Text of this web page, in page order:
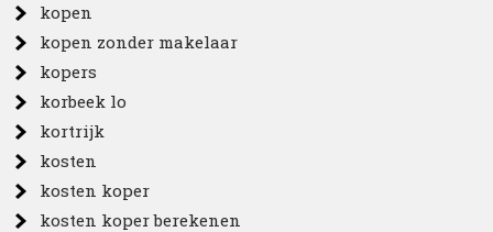
kopen
kopen zonder makelaar
kopers
korbeek lo
kortrijk
kosten
kosten koper
kosten koper berekenen